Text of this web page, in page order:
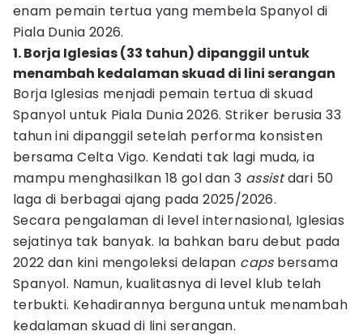
enam pemain tertua yang membela Spanyol di
Piala Dunia 2026.
1. Borja Iglesias (33 tahun) dipanggil untuk
menambah kedalaman skuad di lini serangan
Borja Iglesias menjadi pemain tertua di skuad
Spanyol untuk Piala Dunia 2026. Striker berusia 33
tahun ini dipanggil setelah performa konsisten
bersama Celta Vigo. Kendati tak lagi muda, ia
mampu menghasilkan 18 gol dan 3 assistdari 50
laga di berbagai ajang pada 2025/2026.
Secara pengalaman di level internasional, Iglesias
sejatinya tak banyak. Ia bahkan baru debut pada
2022 dan kini mengoleksi delapan caps bersama
Spanyol. Namun, kualitasnya di level klub telah
terbukti. Kehadirannya berguna untuk menambah
kedalaman skuad di lini serangan.